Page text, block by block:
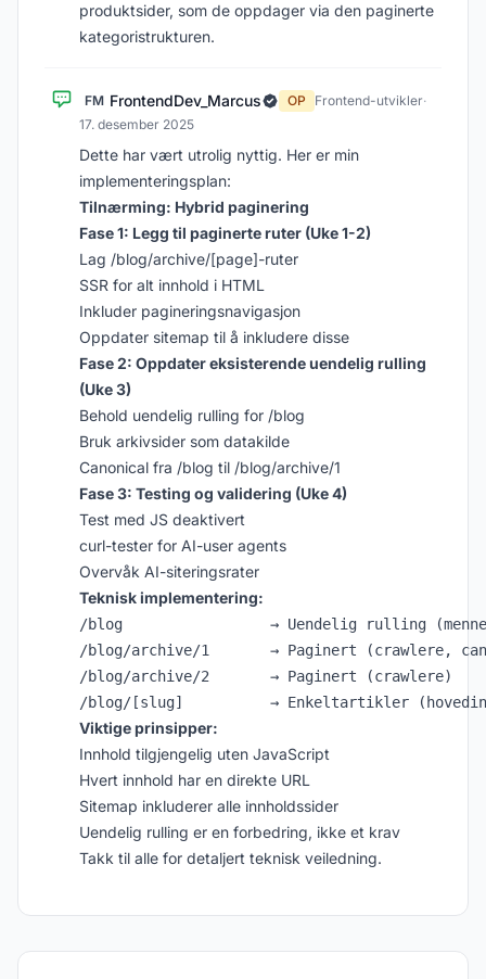
produktsider, som de oppdager via den paginerte
kategoristrukturen.
FM FrontendDev_Marcus OP Frontend-utvikler·
17. desember 2025
Dette har vært utrolig nyttig. Her er min
implementeringsplan:
Tilnærming: Hybrid paginering
Fase 1: Legg til paginerte ruter (Uke 1-2)
Lag /blog/archive/[page]-ruter
SSR for alt innhold i HTML
Inkluder pagineringsnavigasjon
Oppdater sitemap til å inkludere disse
Fase 2: Oppdater eksisterende uendelig rulling
(Uke 3)
Behold uendelig rulling for /blog
Bruk arkivsider som datakilde
Canonical fra /blog til /blog/archive/1
Fase 3: Testing og validering (Uke 4)
Test med JS deaktivert
curl-tester for AI-user agents
Overvåk AI-siteringsrater
Teknisk implementering:
/blog                 → Uendelig rulling
/blog/archive/1       → Paginert (crawlere,
/blog/archive/2       → Paginert (crawlere)
Viktige prinsipper:
Innhold tilgjengelig uten JavaScript
Hvert innhold har en direkte URL
Sitemap inkluderer alle innholdssider
Uendelig rulling er en forbedring, ikke et krav
Takk til alle for detaljert teknisk veiledning.